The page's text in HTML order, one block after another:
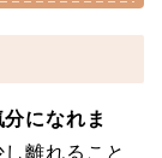
になれま
離れること